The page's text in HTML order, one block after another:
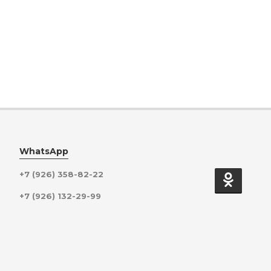
WhatsApp
+7 (926) 358-82-22
+7 (926) 132-29-99